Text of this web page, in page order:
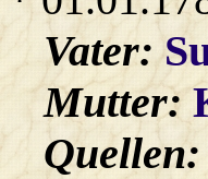
Vater:
Mutter:
Quellen: